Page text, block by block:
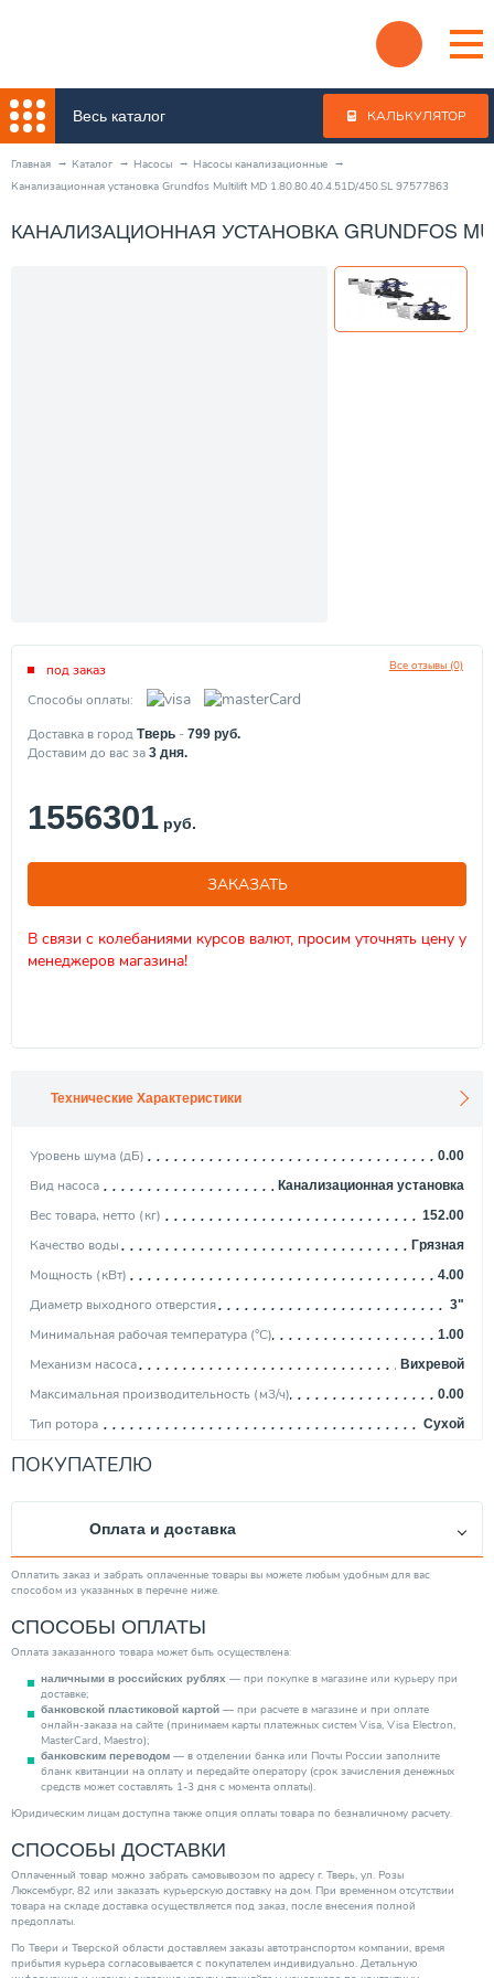
Весь каталог КАЛЬКУЛЯТОР
Главная Каталог Насосы
Насосы канализационные
Канализационная установка Grundfos Multilift MD 1.80.80.40.4.51D/450.SL 97577863
КАНАЛИЗАЦИОННАЯ УСТАНОВКА GRUNDFOS
Все отзывы (0)
под заказ
Способы оплаты:
Доставка в город Тверь - 799 руб.
Доставим до вас за 3 дня.
1556301 руб.
ЗАКАЗАТЬ
В связи с колебаниями курсов валют, просим уточнять цену у
менеджеров магазина!
Технические Характеристики
Уровень шума (дБ) 0.00
Вид насоса Канализационная установка
Вес товара, нетто (кг) 152.00
Качество воды Грязная
Мощность (кВт) 4.00
Диаметр выходного отверстия 3"
Минимальная рабочая температура (°С) 1.00
Механизм насоса Вихревой
Максимальная производительность (м3/ч) 0.00
Тип ротора Сухой
Тип выключателя
Тип эжектора Встроенный
Максим. напор (м)
Производитель
Глубина погружения/всасывания (м)
Страна производитель
Объем гидробака (л) 450.00
Тип насоса Поверхностный
Категория
ПОКУПАТЕЛЮ
Оплата и доставка
Оплатить заказ и забрать оплаченные товары вы можете любым удобным для вас
способом из указанных в перечне ниже.
СПОСОБЫ ОПЛАТЫ
Оплата заказанного товара может быть осуществлена:
наличными в российских рублях — при покупке в магазине или курьеру при
доставке;
банковской пластиковой картой — при расчете в магазине и при оплате
онлайн-заказа на сайте (принимаем карты платежных систем Visa, Visa Electron,
MasterCard, Maestro);
банковским переводом — в отделении банка или Почты России заполните
бланк квитанции на оплату и передайте оператору (срок зачисления денежных
средств может составлять 1-3 дня с момента оплаты).
Юридическим лицам доступна также опция оплаты товара по безналичному расчету.
СПОСОБЫ ДОСТАВКИ
Оплаченный товар можно забрать самовывозом по адресу г. Тверь, ул. Розы
Люксембург, 82 или заказать курьерскую доставку на дом. При временном отсутствии
товара на складе доставка осуществляется под заказ, после внесения полной
предоплаты.
По Твери и Тверской области доставляем заказы автотранспортом компании, время
прибытия курьера согласовывается с покупателем индивидуально. Детальную